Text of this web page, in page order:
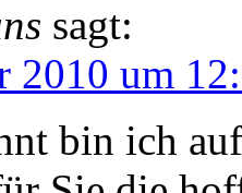
sagt:
2010 um
bin ich